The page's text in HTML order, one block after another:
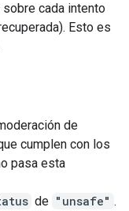
cada intento
Esto es
de
cumplen con los
pasa esta
de "unsafe" .